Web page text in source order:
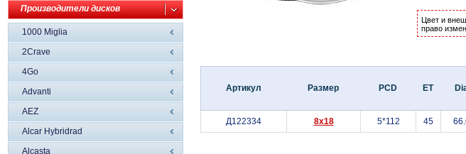
Производители дисков
1000 Miglia
2Crave
4Go
Advanti
AEZ
Alcar Hybridrad
Alcasta
Цвет и
право
Артикул Размер PCD ET
Д122334 8x18 5*112 45